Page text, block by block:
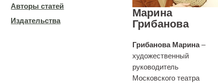
Авторы статей
Издательства
Марина
Грибанова
Грибанова Марина–
художественный
руководитель
Московского театра